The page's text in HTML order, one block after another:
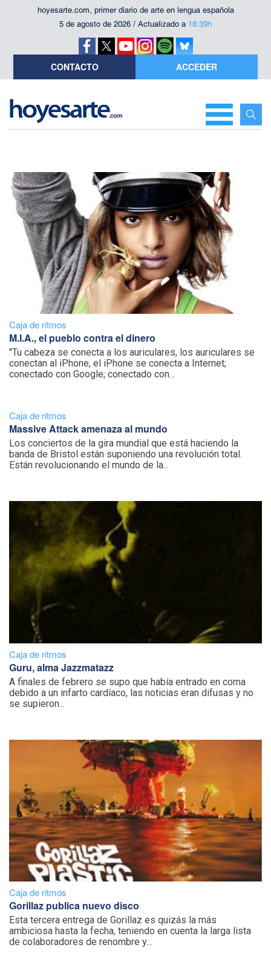
hoyesarte.com, primer diario de arte en lengua española
5 de agosto de 2026 / Actualizado a 18:39h
CONTACTO ACCEDER
Caja de ritmos
M.I.A., el pueblo contra el dinero
"Tu cabeza se conecta a los auriculares, los auriculares se
conectan al iPhone, el iPhone se conecta a Internet;
conectado con Google; conectado con...
Caja de ritmos
Massive Attack amenaza al mundo
Los conciertos de la gira mundial que está haciendo la
banda de Bristol están suponiendo una revolución total.
Están revolucionando el mundo de la...
Caja de ritmos
Guru, alma Jazzmatazz
A finales de febrero se supo que había entrado en coma
debido a un infarto cardíaco, las noticias eran difusas y no
se supieron...
Caja de ritmos
Gorillaz publica nuevo disco
Esta tercera entrega de Gorillaz es quizás la más
ambiciosa hasta la fecha, teniendo en cuenta la larga lista
de colaboradores de renombre y...